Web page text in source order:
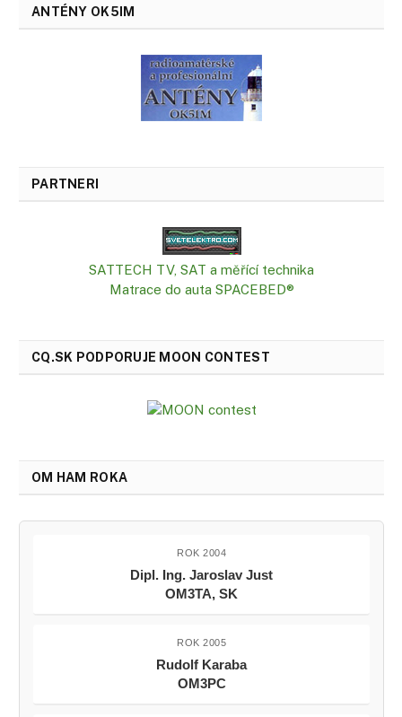
ANTÉNY OK5IM
PARTNERI
SATTECH TV, SAT a měřící technika
Matrace do auta SPACEBED®
CQ.SK PODPORUJE MOON CONTEST
OM HAM ROKA
ROK 2004
Dipl. Ing. Jaroslav Just
OM3TA, SK
ROK 2005
Rudolf Karaba
OM3PC